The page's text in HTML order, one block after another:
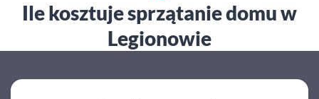
Ile kosztuje sprzątanie domu w
Legionowie